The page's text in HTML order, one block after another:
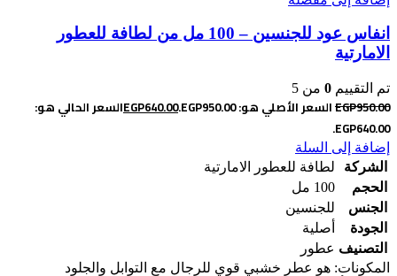
انفاس عود للجنسين – 100 مل من لطافة للعطور
الامارتية
تم التقييم 0 من 5
EGP950.00 السعر الأصلي هو: EGP950.00. EGP640.00
السعر الحالي هو:
EGP640.00.
إضافة إلى السلة
الشركة
لطافة للعطور الامارتية
الحجم
100 مل
الجنس
للجنسين
الجودة
أصلية
التصنيف عطور
المكونات: هو عطر خشبي قوي للرجال مع التوابل والجلود